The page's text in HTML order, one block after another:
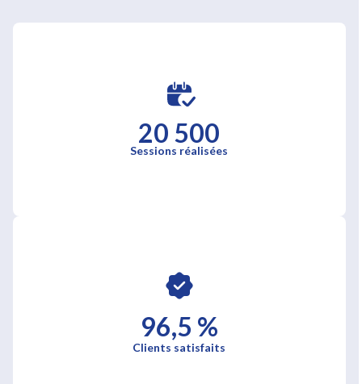
20 500
Sessions réalisées
96,5 %
Clients satisfaits